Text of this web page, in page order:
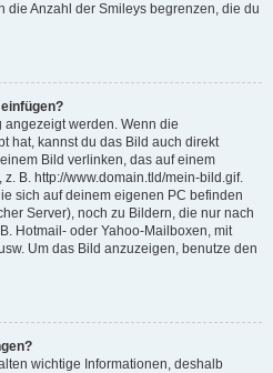
die Anzahl der Smileys begrenzen, die du
werden. Wenn die
hat, kannst du das Bild auch direkt
Bild verlinken, das auf einem
B. http://www.domain.tld/mein-bild.gif.
sich auf deinem eigenen PC befinden
Server), noch zu Bildern, die nur nach
Hotmail- oder Yahoo-Mailboxen, mit
Um das Bild anzuzeigen, benutze den
wichtige Informationen, deshalb